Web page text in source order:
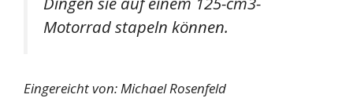
Motorrad stapeln können.
Eingereicht von: Michael Rosenfeld